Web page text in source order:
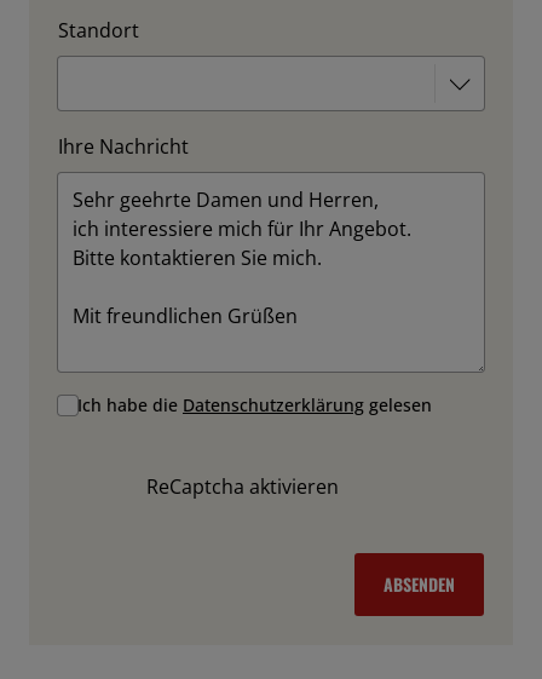
Standort
Ihre Nachricht
Ich habe die Datenschutzerklärung gelesen
ReCaptcha aktivieren
ABSENDEN